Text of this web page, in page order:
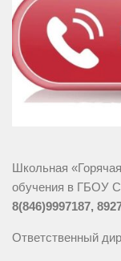
Школьная
обучения в ГБОУ
8(846)9997187,
Ответственный